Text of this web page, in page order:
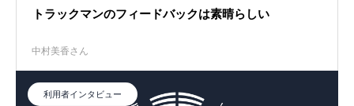
トラックマンのフィードバックは素晴らしい
中村美香さん
利用者インタビュー